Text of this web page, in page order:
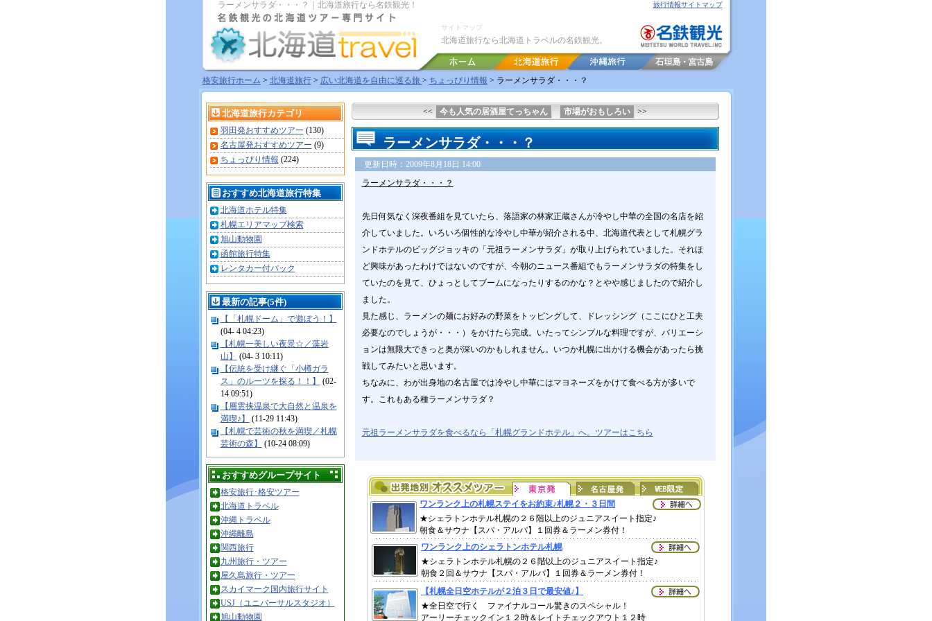
ラーメンサラダ・・・？｜北海道旅行なら名鉄観光！ 旅行情報サイトマップ
サイトマップ
北海道旅行なら北海道トラベルの名鉄観光。
格安旅行ホーム > 北海道旅行> 広い北海道を自由に巡る旅 > ちょっぴり情報 > ラーメンサラダ・・・？
<< 今も人気の居酒屋てっちゃん 市場がおもしろい >>
ラーメンサラダ・・・？
更新日時：2009年8月18日 14:00
ラーメンサラダ・・・？
先日何気なく深夜番組を見ていたら、落語家の林家正蔵さんが冷やし中華の全国の名店を紹
介していました。いろいろ個性的な冷やし中華が紹介される中、北海道代表として札幌グラ
ンドホテルのビッグジョッキの「元祖ラーメンサラダ」が取り上げられていました。それほ
ど興味があったわけではないのですが、今朝のニュース番組でもラーメンサラダの特集をし
ていたのを見て、ひょっとしてブームになったりするのかな？とやや感じましたので紹介し
ました。
見た感じ、ラーメンの麺にお好みの野菜をトッピングして、ドレッシング（ここにひと工夫
必要なのでしょうが・・・）をかけたら完成。いたってシンプルな料理ですが、バリエーシ
ョンは無限大できっと奥が深いのかもしれません。いつか札幌に出かける機会があったら挑
戦してみたいと思います。
ちなみに、わが出身地の名古屋では冷やし中華にはマヨネーズをかけて食べる方が多いで
す。これもある種ラーメンサラダ？
元祖ラーメンサラダを食べるなら「札幌グランドホテル」へ。ツアーはこちら
北海道旅行カテゴリ
羽田発おすすめツアー (130)
名古屋発おすすめツアー (9)
ちょっぴり情報 (224)
おすすめ北海道旅行特集
北海道ホテル特集
札幌エリアマップ検索
旭山動物園
函館旅行特集
レンタカー付パック
最新の記事(5件)
【「札幌ドーム」で遊ぼう！】
(04- 4 04:23)
【札幌一美しい夜景☆／藻岩
山】
(04- 3 10:11)
【伝統を受け継ぐ「小樽ガラ
ス」のルーツを探る！！】
(02-
14 09:51)
【層雲挟温泉で大自然と温泉を
満喫♪】
(11-29 11:43)
【札幌で芸術の秋を満喫／札幌
芸術の森】
(10-24 08:09)
おすすめグループサイト
格安旅行･格安ツアー
北海道トラベル
沖縄トラベル
沖縄離島
関西旅行
九州旅行・ツアー
屋久島旅行・ツアー
スカイマーク国内旅行サイト
USJ（ユニバーサルスタジオ）
旭山動物園